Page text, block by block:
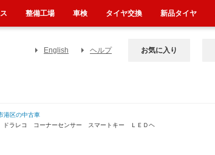
English ヘルプ お気に入り
港区の中古車
ラレコ コーナーセンサー スマートキー ＬＥＤヘ
整備工場 車検 タイヤ交換 新品タイヤ